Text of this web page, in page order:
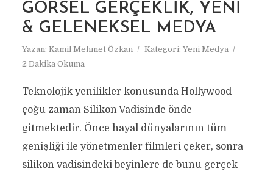
GÖRSEL GERÇEKLIK, YENI
& GELENEKSEL MEDYA
Yazan: Kamil Mehmet Özkan Kategori: Yeni Medya
2 Dakika Okuma
Teknolojik yenilikler konusunda Hollywood
çoğu zaman Silikon Vadisinde önde
gitmektedir. Önce hayal dünyalarının tüm
genişliği ile yönetmenler filmleri çeker, sonra
silikon vadisindeki beyinlere de bunu gerçek